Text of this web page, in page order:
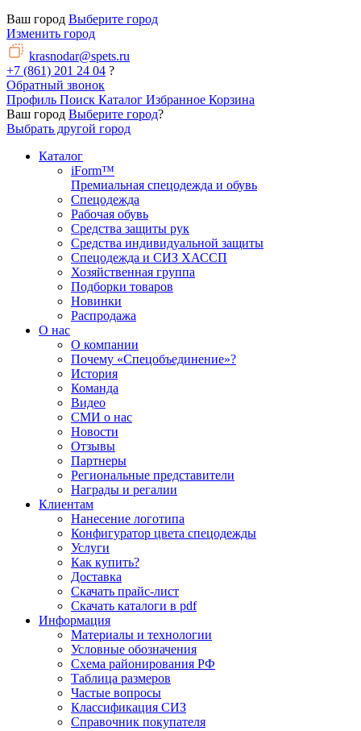
Ваш город Выберите город
Изменить город
krasnodar@spets.ru
+7 (861) 201 24 04 ?
Обратный звонок
Профиль Поиск Каталог Избранное Корзина
Ваш город Выберите город?
Выбрать другой город
Каталог
iForm™
Премиальная спецодежда и обувь
Спецодежда
Рабочая обувь
Средства защиты рук
Средства индивидуальной защиты
Спецодежда и СИЗ ХАССП
Хозяйственная группа
Подборки товаров
Новинки
Распродажа
О нас
О компании
Почему «Спецобъединение»?
История
Команда
Видео
СМИ о нас
Новости
Отзывы
Партнеры
Региональные представители
Награды и регалии
Клиентам
Нанесение логотипа
Конфигуратор цвета спецодежды
Услуги
Как купить?
Доставка
Скачать прайс-лист
Скачать каталоги в pdf
Информация
Материалы и технологии
Условные обозначения
Схема районирования РФ
Таблица размеров
Частые вопросы
Классификация СИЗ
Справочник покупателя